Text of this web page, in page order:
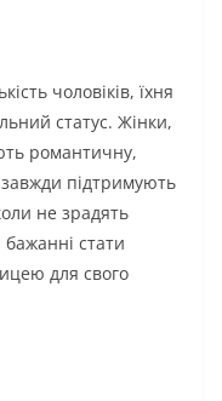
чоловіків, їхня
статус. Жінки,
романтичну,
підтримують
не зрадять
бажанні стати
для свого